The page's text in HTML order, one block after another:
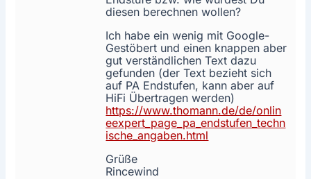
diesen berechnen wollen?
Ich habe ein wenig mit Google-
Gestöbert und einen knappen aber
gut verständlichen Text dazu
gefunden (der Text bezieht sich
auf PA Endstufen, kann aber auf
HiFi Übertragen werden)
https://www.thomann.de/de/onlin
eexpert_page_pa_endstufen_techn
ische_angaben.html
Grüße
Rincewind